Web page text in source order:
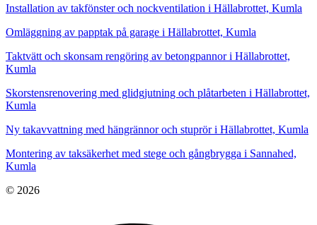
Installation av takfönster och nockventilation i Hällabrottet, Kumla
Omläggning av papptak på garage i Hällabrottet, Kumla
Taktvätt och skonsam rengöring av betongpannor i Hällabrottet,
Kumla
Skorstensrenovering med glidgjutning och plåtarbeten i Hällabrottet,
Kumla
Ny takavvattning med hängrännor och stuprör i Hällabrottet, Kumla
Montering av taksäkerhet med stege och gångbrygga i Sannahed,
Kumla
© 2026